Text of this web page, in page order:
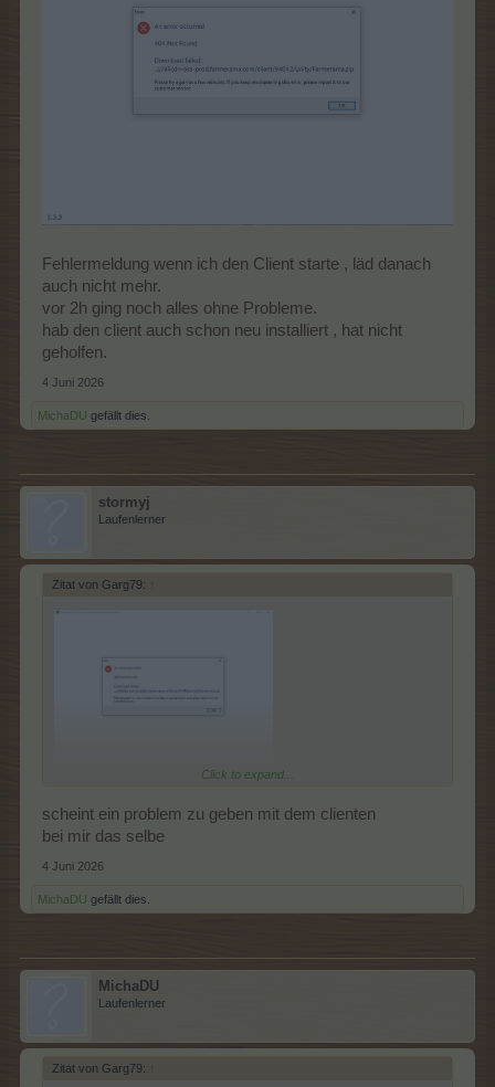
Fehlermeldung wenn ich den Client starte , läd danach
auch nicht mehr.
vor 2h ging noch alles ohne Probleme.
hab den client auch schon neu installiert , hat nicht
geholfen.
4 Juni 2026
MichaDU gefällt dies.
stormyj
Laufenlerner
Zitat von Garg79: ↑
Fehlermeldung wenn ich den Client starte , läd danach auch
nicht mehr.
vor 2h ging noch alles ohne Probleme.
hab den client auch schon neu installiert , hat nicht geholfen.
Click to expand...
scheint ein problem zu geben mit dem clienten
bei mir das selbe
4 Juni 2026
MichaDU gefällt dies.
MichaDU
Laufenlerner
Zitat von Garg79: ↑